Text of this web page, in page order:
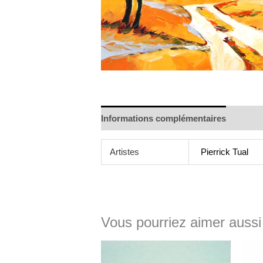
Informations complémentaires
Artistes Pierrick Tual
Vous pourriez aimer